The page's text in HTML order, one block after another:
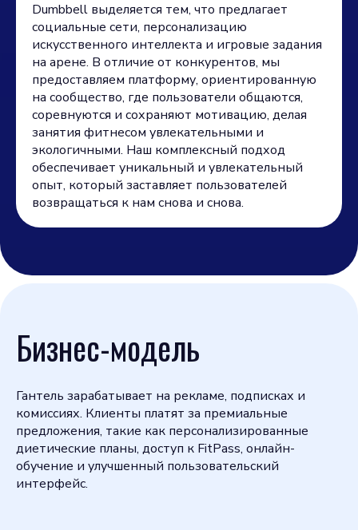
Dumbbell выделяется тем, что предлагает
социальные сети, персонализацию
искусственного интеллекта и игровые задания
на арене. В отличие от конкурентов, мы
предоставляем платформу, ориентированную
на сообщество, где пользователи общаются,
соревнуются и сохраняют мотивацию, делая
занятия фитнесом увлекательными и
экологичными. Наш комплексный подход
обеспечивает уникальный и увлекательный
опыт, который заставляет пользователей
возвращаться к нам снова и снова.
Бизнес-модель
Гантель зарабатывает на рекламе, подписках и
комиссиях. Клиенты платят за премиальные
предложения, такие как персонализированные
диетические планы, доступ к FitPass, онлайн-
обучение и улучшенный пользовательский
интерфейс.